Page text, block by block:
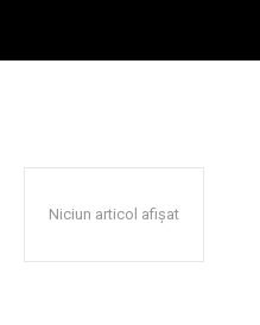
Niciun articol afișat